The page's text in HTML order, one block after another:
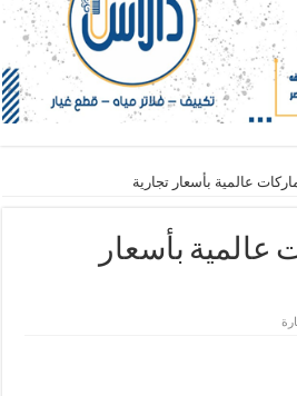
عالمية بأسعار تجارية
عالمية بأسعار